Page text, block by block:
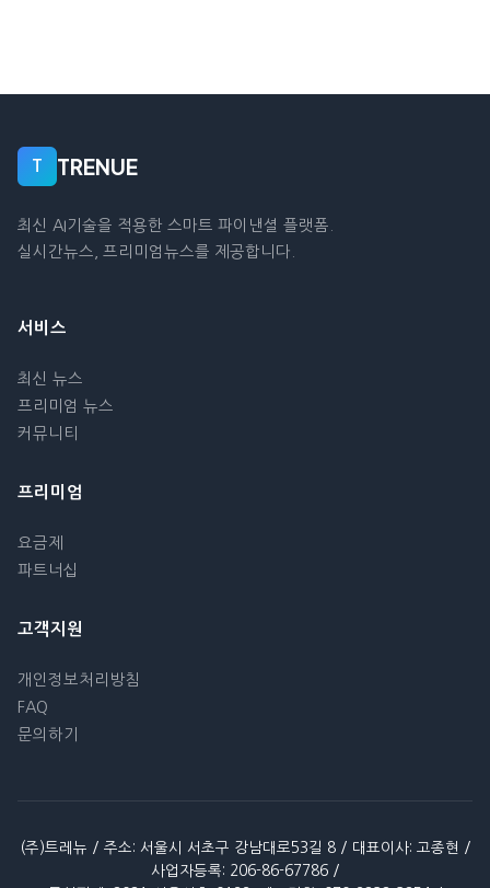
T TRENUE
최신 AI기술을 적용한 스마트 파이낸셜 플랫폼.
실시간뉴스, 프리미엄뉴스를 제공합니다.
서비스
최신 뉴스
프리미엄 뉴스
커뮤니티
프리미엄
요금제
파트너십
고객지원
개인정보처리방침
FAQ
문의하기
(주)트레뉴 / 주소: 서울시 서초구 강남대로53길 8 / 대표이사: 고종현 /
사업자등록: 206-86-67786 /